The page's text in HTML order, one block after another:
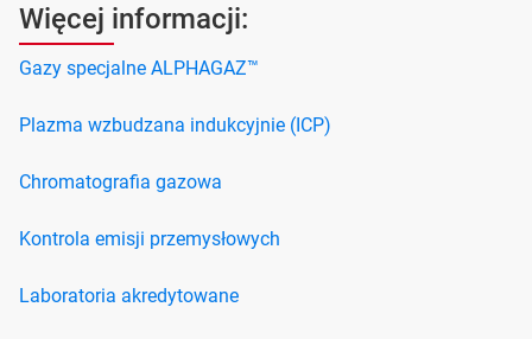
Więcej informacji:
Gazy specjalne ALPHAGAZ™
Plazma wzbudzana indukcyjnie (ICP)
Chromatografia gazowa
Kontrola emisji przemysłowych
Laboratoria akredytowane